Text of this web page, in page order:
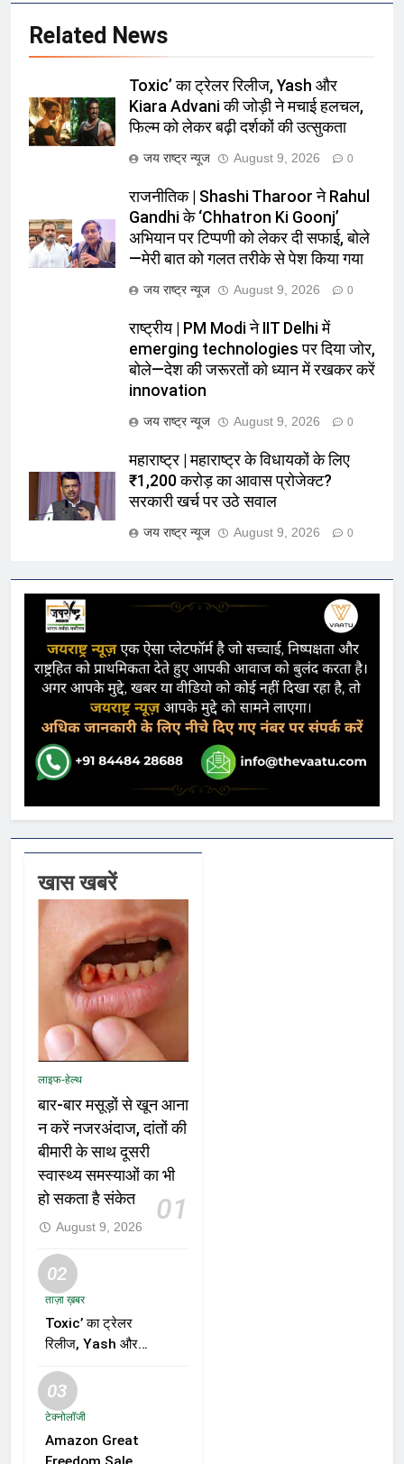
Related News
Toxic’ का ट्रेलर रिलीज, Yash और
Kiara Advani की जोड़ी ने मचाई हलचल,
फिल्म को लेकर बढ़ी दर्शकों की उत्सुकता
जय राष्ट्र न्यूज August 9, 2026 0
राजनीतिक | Shashi Tharoor ने Rahul
Gandhi के ‘Chhatron Ki Goonj’
अभियान पर टिप्पणी को लेकर दी सफाई, बोले
—मेरी बात को गलत तरीके से पेश किया गया
जय राष्ट्र न्यूज August 9, 2026 0
राष्ट्रीय | PM Modi ने IIT Delhi में
emerging technologies पर दिया जोर,
बोले—देश की जरूरतों को ध्यान में रखकर करें
innovation
जय राष्ट्र न्यूज August 9, 2026 0
महाराष्ट्र | महाराष्ट्र के विधायकों के लिए
₹1,200 करोड़ का आवास प्रोजेक्ट?
सरकारी खर्च पर उठे सवाल
जय राष्ट्र न्यूज August 9, 2026 0
खास खबरें
लाइफ-हेल्थ
बार-बार मसूड़ों से खून आना
न करें नजरअंदाज, दांतों की
बीमारी के साथ दूसरी
स्वास्थ्य समस्याओं का भी
हो सकता है संकेत
01
August 9, 2026
02
ताज़ा ख़बर
Toxic’ का ट्रेलर
रिलीज, Yash और
जोड़ी ने मचाई हलचल,
फिल्म को लेकर बढ़ी
03
टेक्नोलॉजी
Amazon Great